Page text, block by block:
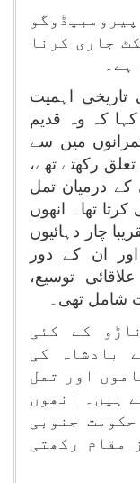
جاری کرنا
ہے۔
تاریخی اہمیت
کہ وہ قدیم
میں سے
رکھتے تھے،
درمیان تمل
تھا۔ انھوں
چار دہائیوں
ان کے دور
توسیع،
شامل تھی۔
کے کئی
بادشاہ کی
اور تمل
ہیں۔ انھوں
جنوبی
مقام رکھتی